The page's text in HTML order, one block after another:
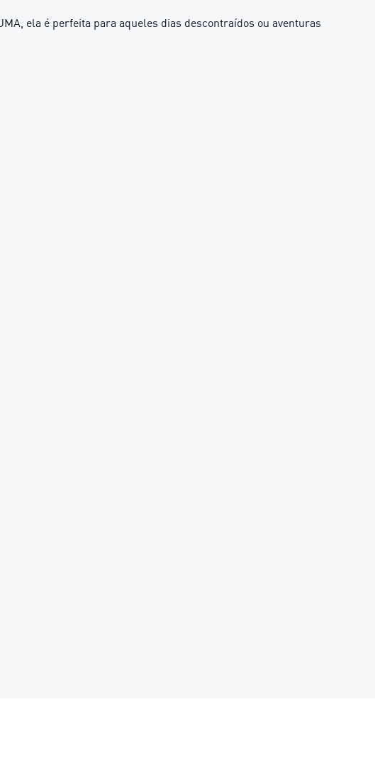
ela é perfeita para aqueles dias descontraídos ou aventuras